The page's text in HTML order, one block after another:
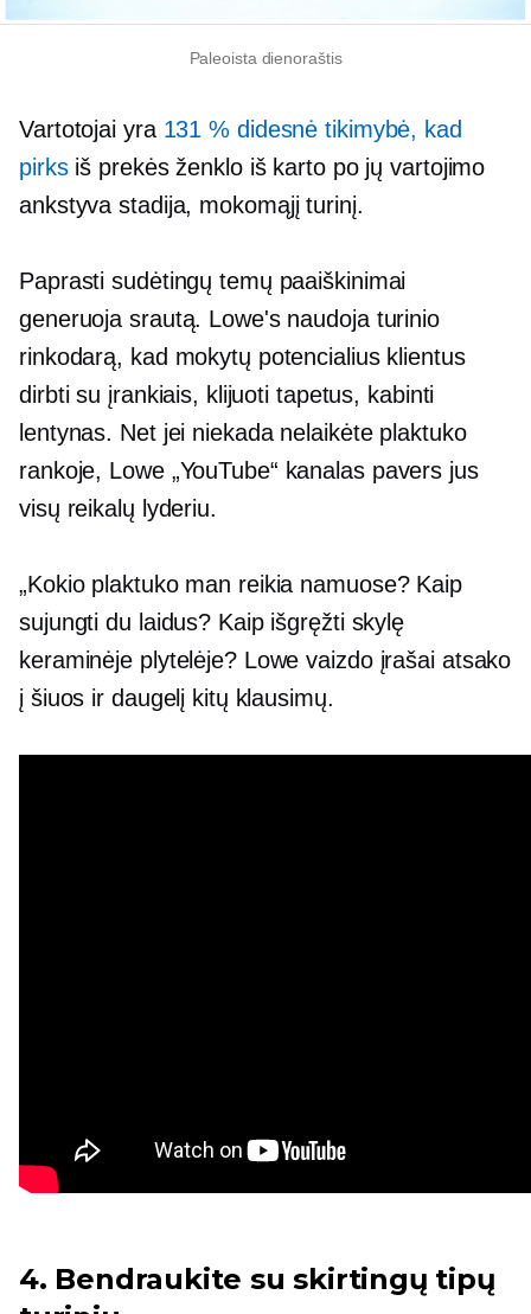
Paleoista dienoraštis
Vartotojai yra 131 % didesnė tikimybė, kad
pirksiš prekės ženklo iš karto po jų vartojimo
ankstyva stadija, mokomąjį turinį.
Paprasti sudėtingų temų paaiškinimai
generuoja srautą. Lowe's naudoja turinio
rinkodarą, kad mokytų potencialius klientus
dirbti su įrankiais, klijuoti tapetus, kabinti
lentynas. Net jei niekada nelaikėte plaktuko
rankoje, Lowe „YouTube“ kanalas pavers jus
visų reikalų lyderiu.
„Kokio plaktuko man reikia namuose? Kaip
sujungti du laidus? Kaip išgręžti skylę
keraminėje plytelėje? Lowe vaizdo įrašai atsako
į šiuos ir daugelį kitų klausimų.
4. Bendraukite su skirtingų tipų